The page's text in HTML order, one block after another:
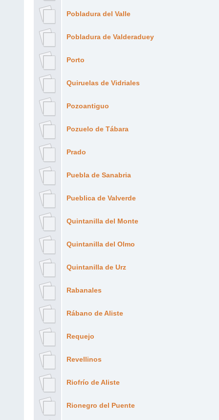
Pobladura del Valle
Pobladura de Valderaduey
Porto
Quiruelas de Vidriales
Pozoantiguo
Pozuelo de Tábara
Prado
Puebla de Sanabria
Pueblica de Valverde
Quintanilla del Monte
Quintanilla del Olmo
Quintanilla de Urz
Rabanales
Rábano de Aliste
Requejo
Revellinos
Riofrío de Aliste
Rionegro del Puente